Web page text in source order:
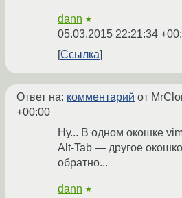
dann ★
05.03.2015 22:21:34
Ссылка
Ответ на: комментарий от
+00:00
Ну... В одном окошке
Alt-Tab — другое
обратно...
dann ★